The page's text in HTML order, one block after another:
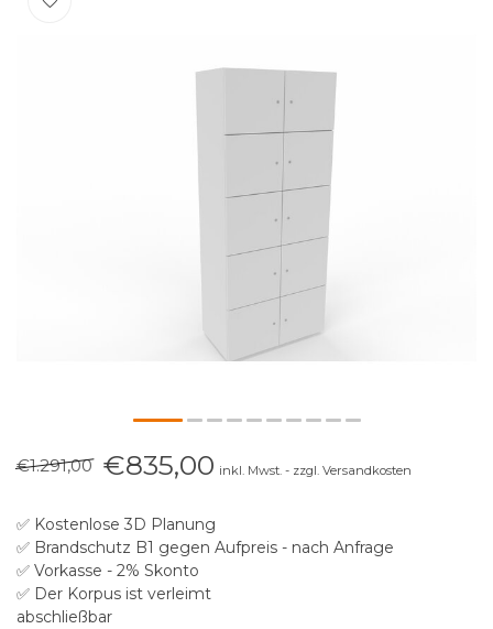
€1.291,00 €835,00 inkl. Mwst. - zzgl. Versandkosten
✅ Kostenlose 3D Planung
✅ Brandschutz B1 gegen Aufpreis - nach Anfrage
✅ Vorkasse - 2% Skonto
✅ Der Korpus ist verleimt
abschließbar